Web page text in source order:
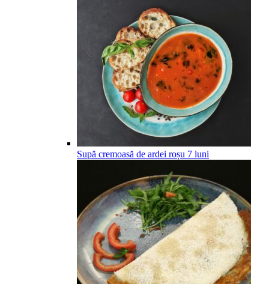
Supă cremoasă de ardei roșu 7 luni